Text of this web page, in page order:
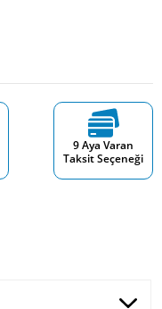
9 Aya Varan
Taksit Seçeneği